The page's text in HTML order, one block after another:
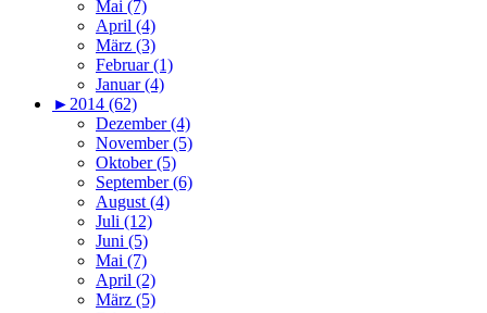
Mai (7)
April (4)
März (3)
Februar (1)
Januar (4)
► 2014 (62)
Dezember (4)
November (5)
Oktober (5)
September (6)
August (4)
Juli (12)
Juni (5)
Mai (7)
April (2)
März (5)